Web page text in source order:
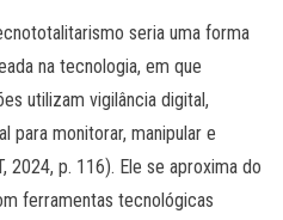
seria uma forma
na tecnologia, em que
utilizam vigilância digital,
para monitorar, manipular e
2024, p. 116). Ele se aproxima do
ferramentas tecnológicas